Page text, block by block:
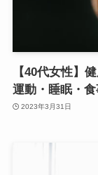
【40代女性】
運動・睡眠・
2023年3月31日